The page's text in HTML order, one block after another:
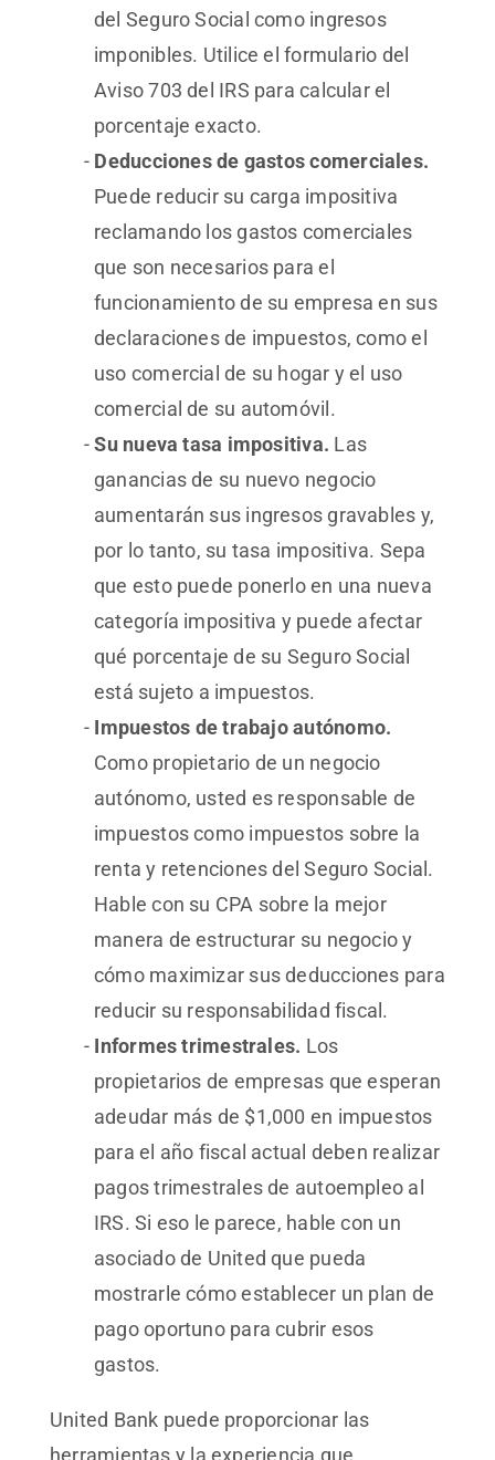
del Seguro Social como ingresos
imponibles. Utilice el formulario del
Aviso 703 del IRS para calcular el
porcentaje exacto.
Deducciones de gastos comerciales.
Puede reducir su carga impositiva
reclamando los gastos comerciales
que son necesarios para el
funcionamiento de su empresa en sus
declaraciones de impuestos, como el
uso comercial de su hogar y el uso
comercial de su automóvil.
Su nueva tasa impositiva. Las
ganancias de su nuevo negocio
aumentarán sus ingresos gravables y,
por lo tanto, su tasa impositiva. Sepa
que esto puede ponerlo en una nueva
categoría impositiva y puede afectar
qué porcentaje de su Seguro Social
está sujeto a impuestos.
Impuestos de trabajo autónomo.
Como propietario de un negocio
autónomo, usted es responsable de
impuestos como impuestos sobre la
renta y retenciones del Seguro Social.
Hable con su CPA sobre la mejor
manera de estructurar su negocio y
cómo maximizar sus deducciones para
reducir su responsabilidad fiscal.
Informes trimestrales. Los
propietarios de empresas que esperan
adeudar más de $1,000 en impuestos
para el año fiscal actual deben realizar
pagos trimestrales de autoempleo al
IRS. Si eso le parece, hable con un
asociado de United que pueda
mostrarle cómo establecer un plan de
pago oportuno para cubrir esos
gastos.
United Bank puede proporcionar las
herramientas y la experiencia que